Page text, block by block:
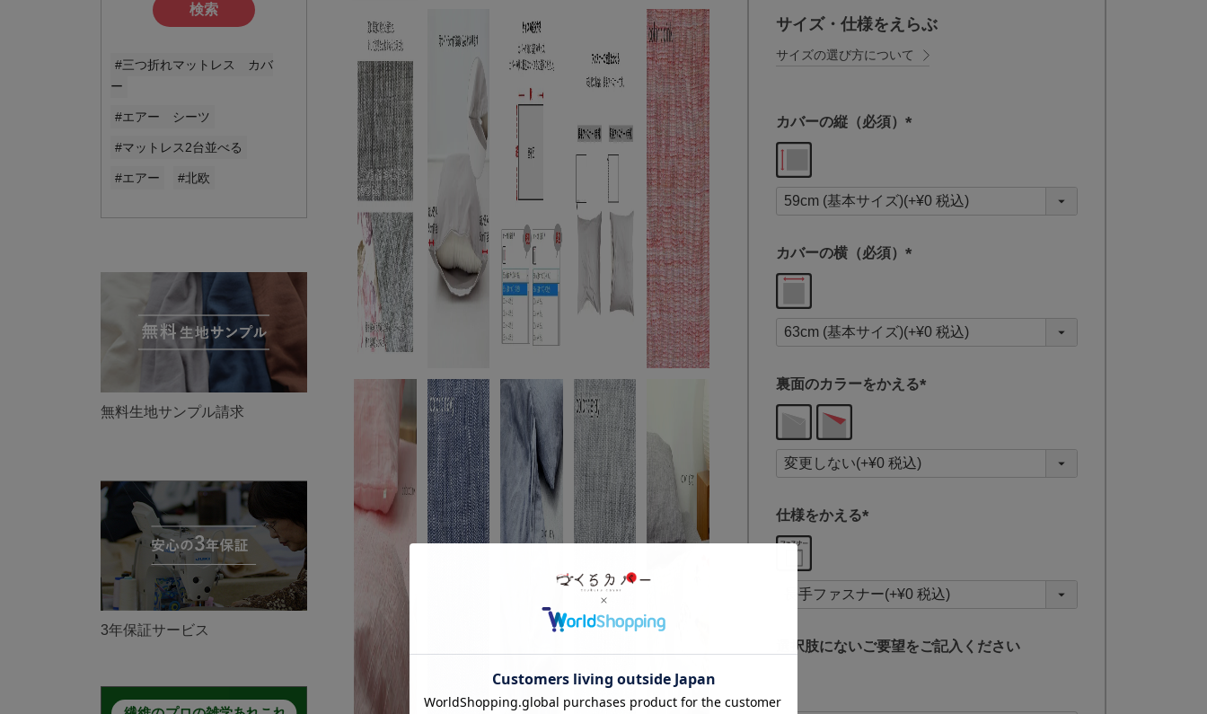
検索
#三つ折れマットレス カバ
ー
#エアー シーツ
#マットレス2台並べる
#エアー #北欧
無料生地サンプル請求
3年保証サービス
サイズ・仕様をえらぶ
サイズの選び方について
カバーの縦（必須）
須
)
カバーの横（必須）
須
)
裏面のカラーをかえる
須
)
仕様をかえる
須
)
選択肢にないご要望をご記入ください